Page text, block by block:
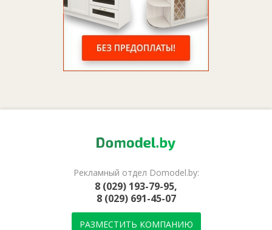
Рекламный отдел Domodel.by:
8 (029) 193-79-95,
8 (029) 691-45-07
РАЗМЕСТИТЬ КОМПАНИЮ